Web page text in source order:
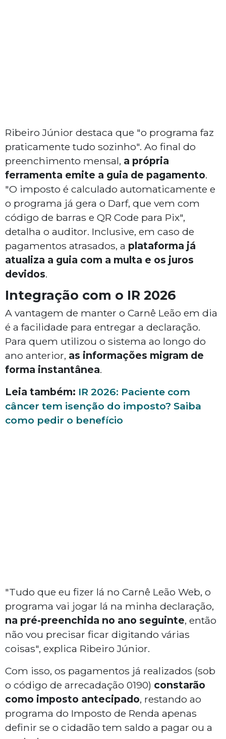
Ribeiro Júnior destaca que "o programa faz
praticamente tudo sozinho". Ao final do
preenchimento mensal, a própria
ferramenta emite a guia de pagamento.
"O imposto é calculado automaticamente e
o programa já gera o Darf, que vem com
código de barras e QR Code para Pix",
detalha o auditor. Inclusive, em caso de
pagamentos atrasados, a plataforma já
atualiza a guia com a multa e os juros
devidos.
Integração com o IR 2026
A vantagem de manter o Carnê Leão em dia
é a facilidade para entregar a declaração.
Para quem utilizou o sistema ao longo do
ano anterior, as informações migram de
forma instantânea.
Leia também: IR 2026: Paciente com
câncer tem isenção do imposto? Saiba
como pedir o benefício
"Tudo que eu fizer lá no Carnê Leão Web, o
programa vai jogar lá na minha declaração,
na pré-preenchida no ano seguinte, então
não vou precisar ficar digitando várias
coisas", explica Ribeiro Júnior.
Com isso, os pagamentos já realizados (sob
o código de arrecadação 0190) constarão
como imposto antecipado, restando ao
programa do Imposto de Renda apenas
definir se o cidadão tem saldo a pagar ou a